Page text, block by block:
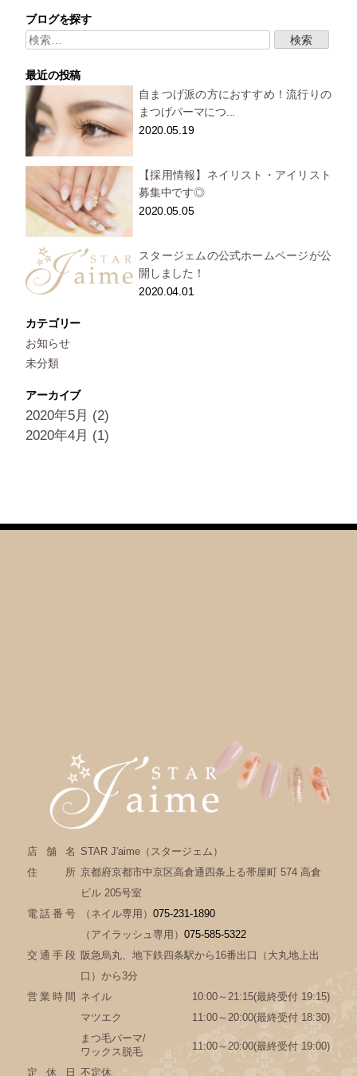
ブログを探す
検
最近の投稿
自まつげ派の方におすすめ！流行りの
まつげパーマにつ...
2020.05.19
【採用情報】ネイリスト・アイリスト
募集中です◎
2020.05.05
スタージェムの公式ホームページが公
開しました！
2020.04.01
カテゴリー
お知らせ
未分類
アーカイブ
2020年5月 (2)
2020年4月 (1)
店舗名 STAR J'aime（スタージェム）
住所 京都府京都市中京区高倉通四条上る帯屋町 574 高倉
ビル 205号室
電話番号
（ネイル専用）075-231-1890
（アイラッシュ専用）075-585-5322
交通手段 阪急烏丸、地下鉄四条駅から16番出口（大丸地上出
口）から3分
営業時間 ネイル
10:00～21:15(最終受付 19:15)
マツエク
11:00～20:00(最終受付 18:30)
まつ毛パーマ/
ワックス脱毛
11:00～20:00(最終受付 19:00)
定休日 不定休